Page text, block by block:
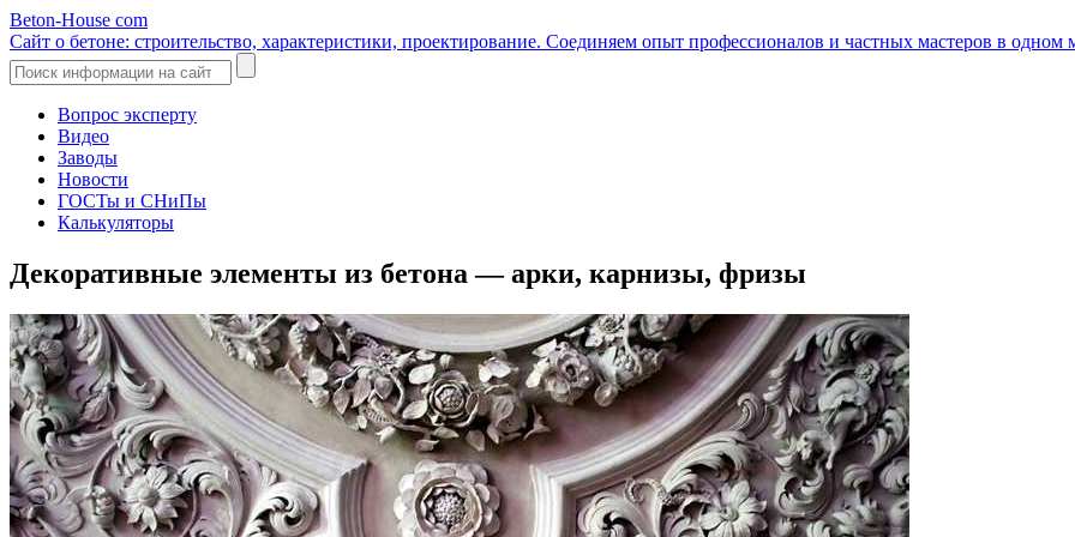
Beton-House com
Сайт о бетоне: строительство, характеристики, проектирование. Соединяем опыт профессионалов и частных мастеров в одном
Вопрос эксперту
Видео
Заводы
Новости
ГОСТы и СНиПы
Калькуляторы
Декоративные элементы из бетона — арки, карнизы, фризы